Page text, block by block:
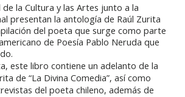
la Cultura y las Artes junto a la
presentan la antología de Raúl Zurita
del poeta que surge como parte
de Poesía Pablo Neruda que
este libro contiene un adelanto de la
de “La Divina Comedia”, así como
del poeta chileno, además de